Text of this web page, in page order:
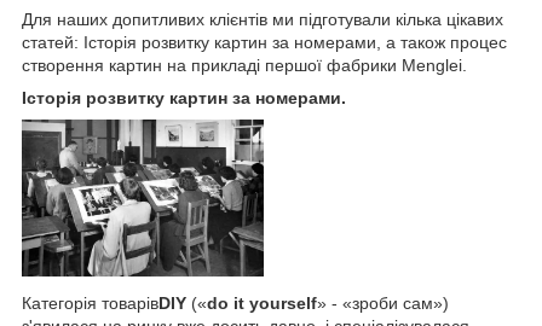
Для наших допитливих клієнтів ми підготували кілька цікавих
статей: Історія розвитку картин за номерами, а також процес
створення картин на прикладі першої фабрики Menglei.
Історія розвитку картин за номерами.
Категорія товарівDIY («do it yourself» - «зроби сам»)